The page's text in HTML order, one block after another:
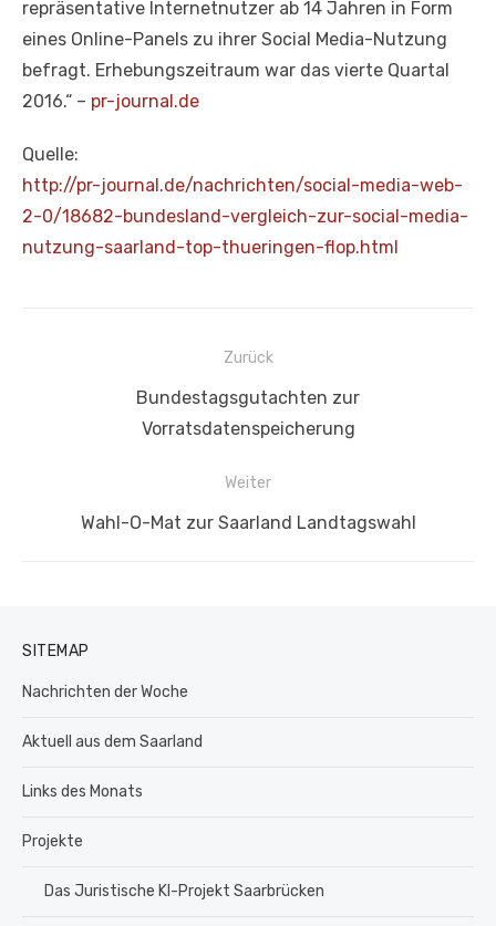
repräsentative Internetnutzer ab 14 Jahren in Form
eines Online-Panels zu ihrer Social Media-Nutzung
befragt. Erhebungszeitraum war das vierte Quartal
2016.“ – pr-journal.de
Quelle:
http://pr-journal.de/nachrichten/social-media-web-
2-0/18682-bundesland-vergleich-zur-social-media-
nutzung-saarland-top-thueringen-flop.html
Beitragsnavigation
Zurück
Bundestagsgutachten zur
Vorratsdatenspeicherung
Weiter
Nächster
Wahl-O-Mat zur Saarland Landtagswahl
SITEMAP
Nachrichten der Woche
Aktuell aus dem Saarland
Links des Monats
Projekte
Das Juristische KI-Projekt Saarbrücken